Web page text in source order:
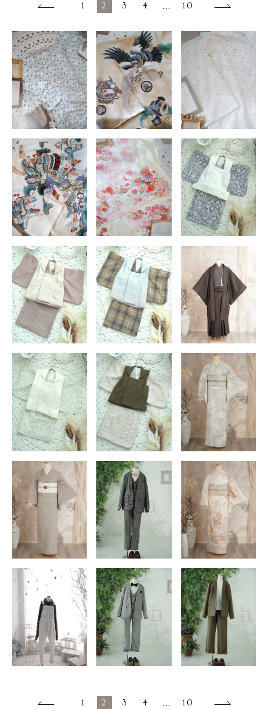
ロケーション撮影・カメラマン
子供の写真撮影・スタジオフォト
赤ちゃん撮影・ベビーフォト
リピーター様専用
店舗を探す
1 2 3 4 10
1 2 3 4 … 10